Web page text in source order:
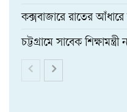
কক্সবাজারে রাতের
চট্টগ্রামে সাবেক